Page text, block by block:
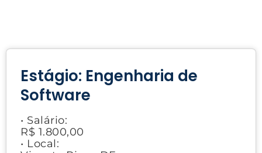
Estágio: Engenharia de
Software
• Salário:
R$ 1.800,00
• Local: